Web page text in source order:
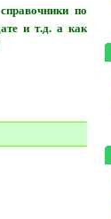
по
и т.д. а как